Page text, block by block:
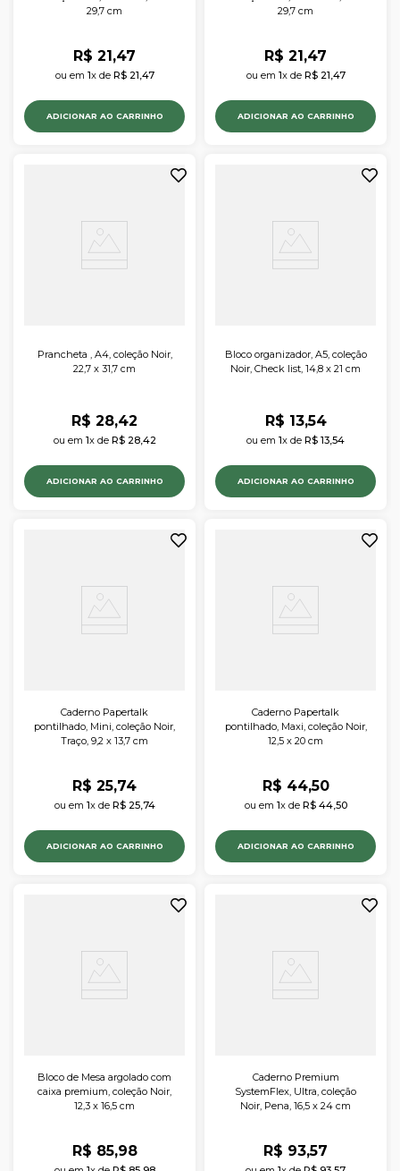
29,7 cm
R$ 21,47
ou em 1x de R$ 21,47
ADICIONAR AO CARRINHO
29,7 cm
R$ 21,47
ou em 1x de R$ 21,47
ADICIONAR AO CARRINHO
Prancheta , A4, coleção Noir,
22,7 x 31,7 cm
R$ 28,42
ou em 1x de R$ 28,42
ADICIONAR AO CARRINHO
Bloco organizador, A5, coleção
Noir, Check list, 14,8 x 21 cm
R$ 13,54
ou em 1x de R$ 13,54
ADICIONAR AO CARRINHO
Caderno Papertalk
pontilhado, Mini, coleção Noir,
Traço, 9,2 x 13,7 cm
R$ 25,74
ou em 1x de R$ 25,74
ADICIONAR AO CARRINHO
Caderno Papertalk
pontilhado, Maxi, coleção Noir,
12,5 x 20 cm
R$ 44,50
ou em 1x de R$ 44,50
ADICIONAR AO CARRINHO
Bloco de Mesa argolado com
caixa premium, coleção Noir,
12,3 x 16,5 cm
R$ 85,98
Caderno Premium
SystemFlex, Ultra, coleção
Noir, Pena, 16,5 x 24 cm
R$ 93,57